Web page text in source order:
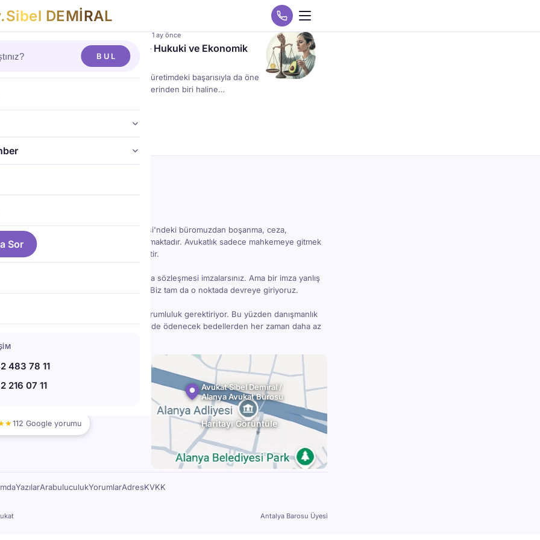
.Sibel DEMİRAL
BUL
Sor
483 78 11
216 07 11
Güncelleme: 1 ay önce
Avokado Artık Kiloyla Satılacak – Hukuki ve Ekonomik
yalnızca turizmiyle değil, tarımsal üretimdeki başarısıyla da öne
avokado, bölge ekonomisinin simgelerinden biri haline
Odası avokado satışlarında yeni bir dönemi başlatıyor: Artık
yerine kilogram üzerinden satılacak. Bu uygulama, hem üretici hem
önemli hukuki ve ticari sonuçlar doğuruyor. Yeni Uygulama:
Geçiş Ziraat […]
Barosu Onaylı Avukat
1 dakika mesafede, Keykubat Caddesi'ndeki büromuzdan boşanma, ceza,
yabancı uyruklu hukuki hizmetler sunulmaktadır. Avukatlık sadece mahkemeye gitmek
önce yanınızda biri olması demektir.
hızlı akar — ev alırsınız, iş kurarsınız, kira sözleşmesi imzalarsınız. Ama bir imza yanlış
madde gözden kaçınca işler karışabilir. Biz tam da o noktada devreye giriyoruz.
bilgi, deneyim, zaman ve sorumluluk gerektiriyor. Bu yüzden danışmanlık
— ama doğru hukuki destek, ileride ödenecek bedellerden her zaman daha az
11
112 Google yorumu
Avukat Sibel Demiral /
Alanya Avukat Bürosu
Haritayı Görüntüle
YazılarArabuluculukYorumlarAdresKVKK
Antalya Barosu Üyesi